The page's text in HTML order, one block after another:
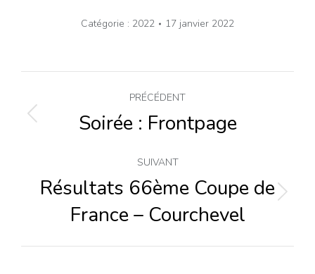
Catégorie : 2022 17 janvier 2022
Navigation
article
PRÉCÉDENT
Article
:
Soirée : Frontpage
SUIVANT
Article
suivant
Résultats 66ème Coupe de
France – Courchevel